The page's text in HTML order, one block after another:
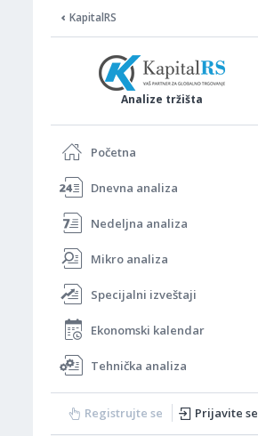
KapitalRS
Analize tržišta
Početna
Dnevna analiza
Nedeljna analiza
Mikro analiza
Specijalni izveštaji
Ekonomski kalendar
Tehnička analiza
Registrujte se Prijavite se